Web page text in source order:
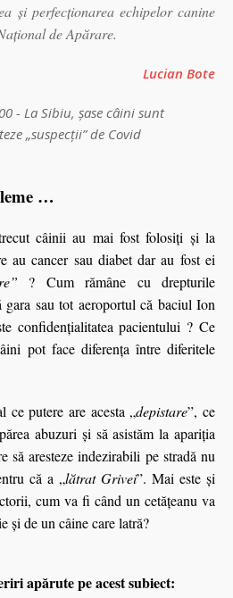
şi perfecţionarea echipelor canine
de Apărare.
Lucian Bote
…
câinii au mai fost folosiţi şi la
au cancer sau diabet dar au fost ei
? Cum rămâne cu drepturile
sau tot aeroportul că baciul Ion
confidenţialitatea pacientului ? Ce
pot face diferenţa între diferitele
ce putere are acesta „depistare”, ce
abuzuri şi să asistăm la apariţia
aresteze indezirabili pe stradă nu
că a „lătrat Grivei”. Mai este şi
cum va fi când un cetăţeanu va
şi de un câine care latră?
apărute pe acest subiect: